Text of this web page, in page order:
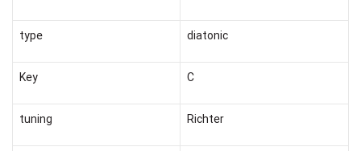
type diatonic
Key C
tuning Richter